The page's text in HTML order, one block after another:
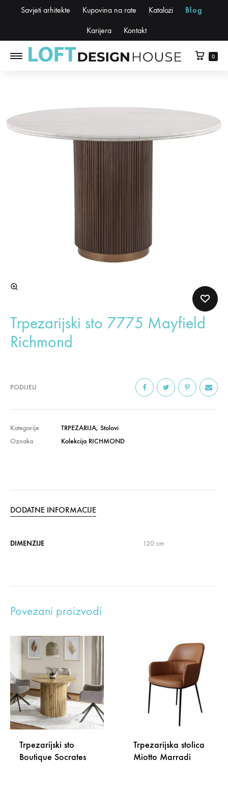
Savjeti arhitekte Kupovina na rate Katalozi Blog
Karijera Kontakt
0
Trpezarijski sto 7775 Mayfield
Richmond
PODIJELI
Kategorije TRPEZARIJA, Stolovi
Oznaka
Kolekcija RICHMOND
DODATNE INFORMACIJE
DIMENZIJE 120 cm
Povezani proizvodi
Trpezarijski sto
Boutique Socrates
Trpezarijska stolica
Miotto Marradi